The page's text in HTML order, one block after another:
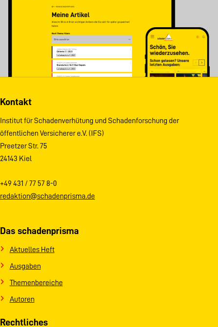
Kontakt
Institut für Schadenverhütung und Schadenforschung der
öffentlichen Versicherer e.V. (IFS)
Preetzer Str. 75
24143 Kiel
+49 431 / 77 57 8-0
redaktion@schadenprisma.de
Das schadenprisma
Aktuelles Heft
Ausgaben
Themenbereiche
Autoren
Rechtliches